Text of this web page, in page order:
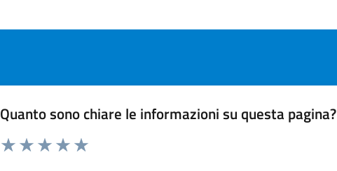
Quanto sono chiare le informazioni su questa pagina?
Valuta da 1 a 5 stelle la pagina